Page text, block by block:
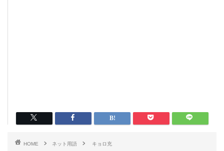
HOME ネット用語 キョロ充